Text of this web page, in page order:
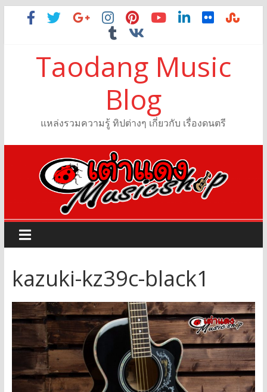
Taodang Music
Blog
แหล่งรวมความรู้ ทิปต่างๆ เกี่ยวกับ เรื่องดนตรี
kazuki-kz39c-black1